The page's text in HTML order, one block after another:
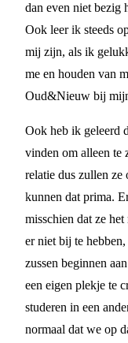
dan even niet bezig
Ook leer ik steeds
mij zijn, als ik
me en houden van
Oud&Nieuw bij
Ook heb ik geleerd
vinden om alleen te
relatie dus zullen ze
kunnen dat prima.
misschien dat ze
er niet bij te
zussen beginnen
een eigen plekje te
studeren in een
normaal dat we op